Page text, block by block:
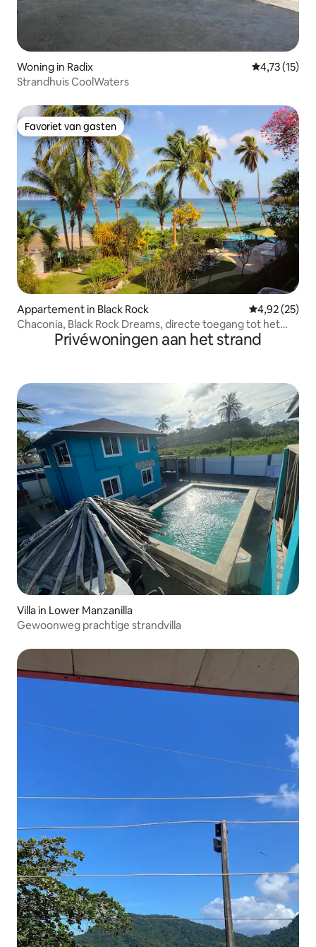
Woning in Radix Gemiddelde
4,73 (15)
Strandhuis CoolWaters
Favoriet van gasten
Favoriet van gasten
Appartement in Black Rock Gemiddelde
4,92 (25)
Chaconia, Black Rock Dreams, directe toegang tot het
Privéwoningen aan het strand
Villa in Lower Manzanilla
Gewoonweg prachtige strandvilla